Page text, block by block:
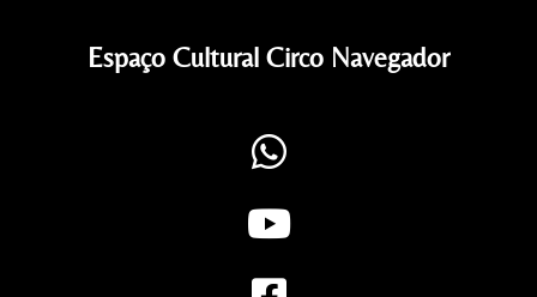
Espaço Cultural Circo Navegador